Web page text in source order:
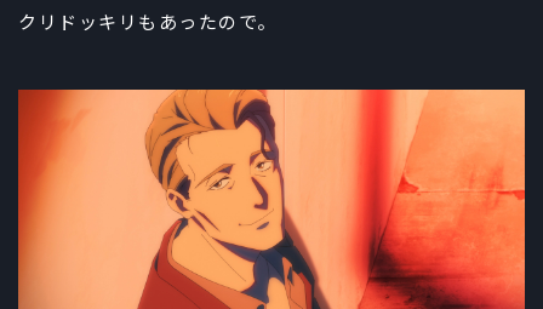
クリドッキリもあったので。